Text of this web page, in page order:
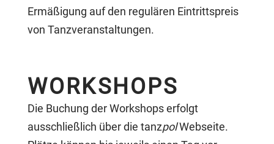
Ermäßigung auf den regulären Eintrittspreis
von Tanzveranstaltungen.
WORKSHOPS
Die Buchung der Workshops erfolgt
ausschließlich über die tanzpolWebseite.